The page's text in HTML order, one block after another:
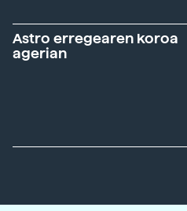
Astro erregearen koroa
agerian